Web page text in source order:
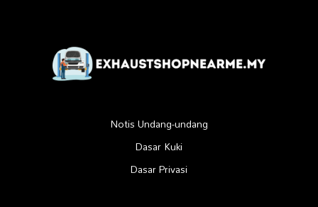
Notis Undang-undang
Dasar Kuki
Dasar Privasi